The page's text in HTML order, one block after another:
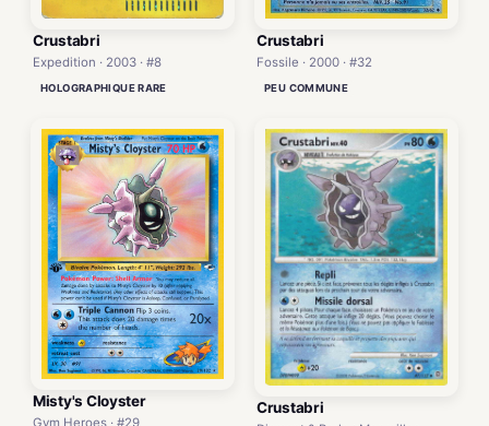
Crustabri
Expedition · 2003 · #8
HOLOGRAPHIQUE RARE
Crustabri
Fossile · 2000 · #32
PEU COMMUNE
Misty's Cloyster Crustabri